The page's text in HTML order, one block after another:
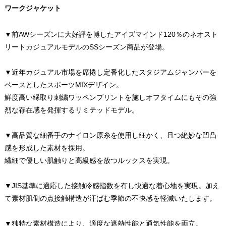
ワークジャケット
▼前AWシーズンに大好評を博したアイズマインド120％のネオスト
リートカジュアルモデルのSSシーズン商品が登場。
▼近年カジュアル市場を席捲し定番化したスタジアムジャンパーを
ベースとしたスポーツMIXデザイン。
鮮度高い縁取り刺繍ワッペンプリントを施しオフタイムにもその強
烈な存在感を発揮するリミテッドモデル。
▼高品質な細番手のナイロン原糸を使用し細かく、且つ絶妙な凹凸
感を形成した素材を採用。
繊細で優しい肌触りと高級感を放つルックスを実現。
▼JIS基準に適応した接触冷感指数を有し快適な着心地を実現。加え
て素材肌側の点接触構造が汗ばむ季節の不快感を軽減いたします。
▼独特な素材構造により、適度な遮熱性能と通気性能を両立。